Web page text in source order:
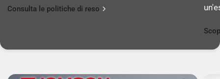
Memoria espandibile fino a: 512 GB
Consulta le politiche di reso